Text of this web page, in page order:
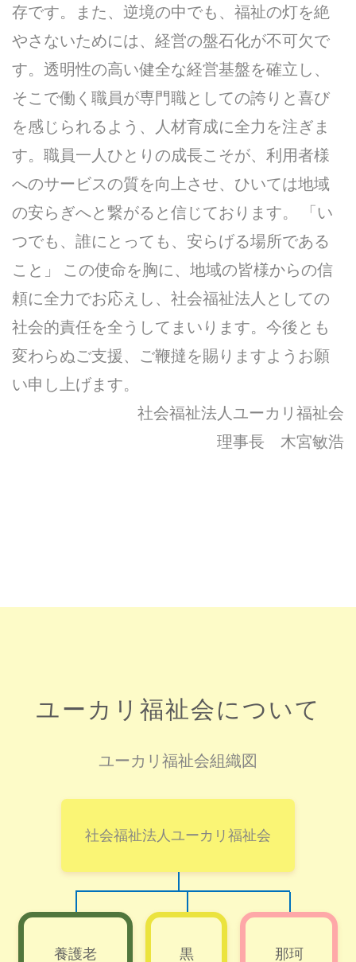
存です。また、逆境の中でも、福祉の灯を絶
やさないためには、経営の盤石化が不可欠で
す。透明性の高い健全な経営基盤を確立し、
そこで働く職員が専門職としての誇りと喜び
を感じられるよう、人材育成に全力を注ぎま
す。職員一人ひとりの成長こそが、利用者様
へのサービスの質を向上させ、ひいては地域
の安らぎへと繋がると信じております。 「い
つでも、誰にとっても、安らげる場所である
こと」 この使命を胸に、地域の皆様からの信
頼に全力でお応えし、社会福祉法人としての
社会的責任を全うしてまいります。今後とも
変わらぬご支援、ご鞭撻を賜りますようお願
い申し上げます。
社会福祉法人ユーカリ福祉会
理事長 木宮敏浩
ユーカリ福祉会について
ユーカリ福祉会組織図
社会福祉法人ユーカリ福祉会
養護老 黒 那珂